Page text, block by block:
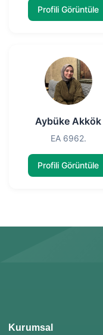
Profili Görüntüle
Aybüke Akkök
EA 6962.
Profili Görüntüle
Kurumsal